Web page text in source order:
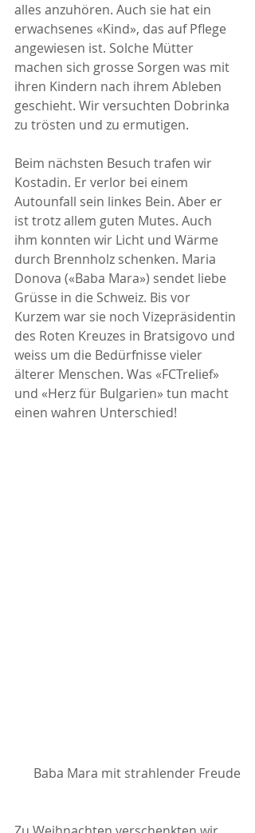
alles anzuhören. Auch sie hat ein
erwachsenes «Kind», das auf Pflege
angewiesen ist. Solche Mütter
machen sich grosse Sorgen was mit
ihren Kindern nach ihrem Ableben
geschieht. Wir versuchten Dobrinka
zu trösten und zu ermutigen.
Beim nächsten Besuch trafen wir
Kostadin. Er verlor bei einem
Autounfall sein linkes Bein. Aber er
ist trotz allem guten Mutes. Auch
ihm konnten wir Licht und Wärme
durch Brennholz schenken. Maria
Donova («Baba Mara») sendet liebe
Grüsse in die Schweiz. Bis vor
Kurzem war sie noch Vizepräsidentin
des Roten Kreuzes in Bratsigovo und
weiss um die Bedürfnisse vieler
älterer Menschen. Was «FCTrelief»
und «Herz für Bulgarien» tun macht
einen wahren Unterschied!
Baba Mara mit strahlender Freude